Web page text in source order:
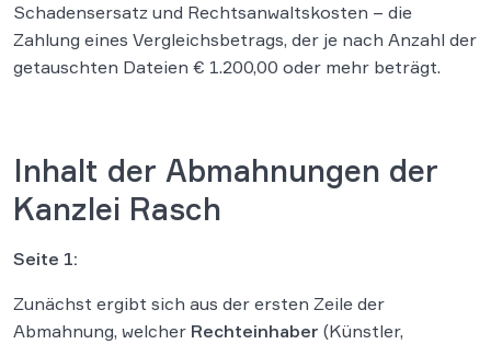
Schadensersatz und Rechtsanwaltskosten – die
Zahlung eines Vergleichsbetrags, der je nach Anzahl der
getauschten Dateien € 1.200,00 oder mehr beträgt.
Inhalt der Abmahnungen der
Kanzlei Rasch
Seite 1:
Zunächst ergibt sich aus der ersten Zeile der
Abmahnung, welcher Rechteinhaber (Künstler,